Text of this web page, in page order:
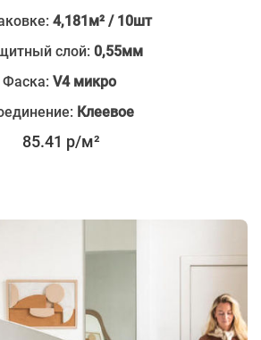
4,181м² / 10шт
слой: 0,55мм
Фаска: V4 микро
Клеевое
85.41 р/м²